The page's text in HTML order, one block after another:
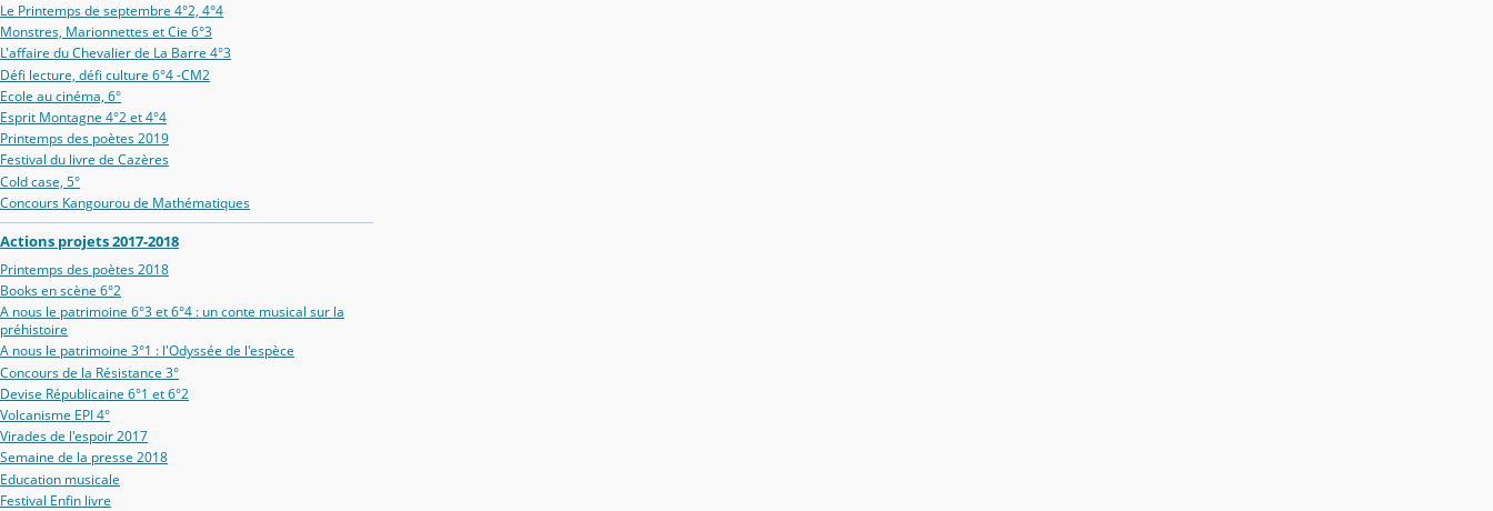
Le Printemps de septembre 4°2, 4°4
Monstres, Marionnettes et Cie 6°3
L'affaire du Chevalier de La Barre 4°3
Défi lecture, défi culture 6°4 -CM2
Ecole au cinéma, 6°
Esprit Montagne 4°2 et 4°4
Printemps des poètes 2019
Festival du livre de Cazères
Cold case, 5°
Concours Kangourou de Mathématiques
Actions projets 2017-2018
Printemps des poètes 2018
Books en scène 6°2
A nous le patrimoine 6°3 et 6°4 : un conte musical sur la
préhistoire
A nous le patrimoine 3°1 : l'Odyssée de l'espèce
Concours de la Résistance 3°
Devise Républicaine 6°1 et 6°2
Volcanisme EPI 4°
Virades de l'espoir 2017
Semaine de la presse 2018
Education musicale
Festival Enfin livre